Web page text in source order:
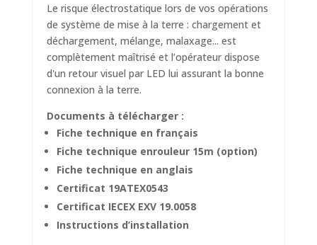
Le risque électrostatique lors de vos opérations
de système de mise à la terre : chargement et
déchargement, mélange, malaxage... est
complètement maîtrisé et l’opérateur dispose
d'un retour visuel par LED lui assurant la bonne
connexion à la terre.
Documents à télécharger :
Fiche technique en français
Fiche technique enrouleur 15m (option)
Fiche technique en anglais
Certificat 19ATEX0543
Certificat IECEX EXV 19.0058
Instructions d’installation